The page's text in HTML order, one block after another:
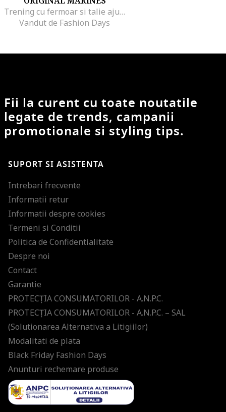
Trening cu fermoar si talie ajustabila, Rosu
Vandut de Fashion Days
Fii la curent cu toate noutatile
legate de trends, campanii
promotionale si styling tips.
SUPORT SI ASISTENTA
Intrebari frecvente
Informatii retur
Informatii despre cookies
Termeni si Conditii
Politica de Confidentialitate
Despre noi
Contact
Garantie
PROTECŢIA CONSUMATORILOR - A.N.P.C.
PROTECŢIA CONSUMATORILOR - A.N.P.C. – SAL
(Solutionarea Alternativa a Litigiilor)
Modalitati de plata
Black Friday Fashion Days
Anunturi rechemare produse